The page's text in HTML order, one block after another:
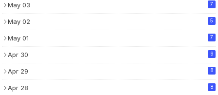
May 03 7
May 02 5
May 01 7
Apr 30 9
Apr 29 8
Apr 28 8